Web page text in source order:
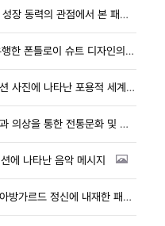
[21권4호] 현대 패션 산업의 성장 동력의 관점에서 본 패션 테크 스타트업
[21권4호] 19세기 후반에 유행한 폰틀로이 슈트 디자인의 특징과 의의
[21권4호] 하산 하자즈의 패션 사진에 나타난 포용적 세계관
[21권3호] 게임 캐릭터 설정과 의상을 통한 전통문화 및 젠더 롤플레잉 연구
에 나타난 음악 메시지
[21권3호] 뎀나 바잘리아의 아방가르드 정신에 내재한 패션의 의미